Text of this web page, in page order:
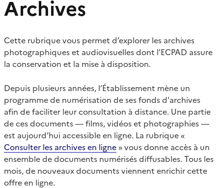
Archives
Cette rubrique vous permet d’explorer les archives
photographiques et audiovisuelles dont l'ECPAD assure
la conservation et la mise à disposition.
Depuis plusieurs années, l’Établissement mène un
programme de numérisation de ses fonds d'archives
afin de faciliter leur consultation à distance. Une partie
de ces documents — films, vidéos et photographies —
est aujourd’hui accessible en ligne. La rubrique «
Consulter les archives en ligne » vous donne accès à un
ensemble de documents numérisés diffusables. Tous les
mois, de nouveaux documents viennent enrichir cette
offre en ligne.